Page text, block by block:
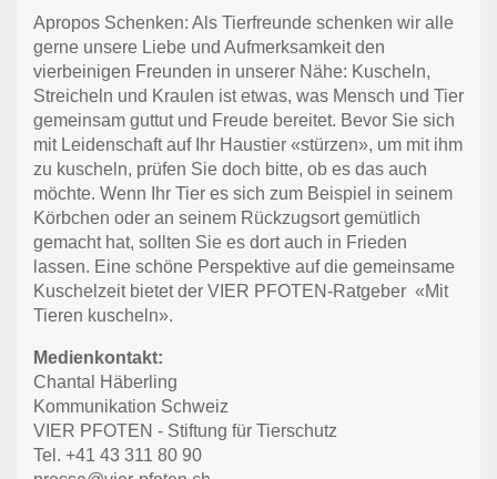
Apropos Schenken: Als Tierfreunde schenken wir alle
gerne unsere Liebe und Aufmerksamkeit den
vierbeinigen Freunden in unserer Nähe: Kuscheln,
Streicheln und Kraulen ist etwas, was Mensch und Tier
gemeinsam guttut und Freude bereitet. Bevor Sie sich
mit Leidenschaft auf Ihr Haustier «stürzen», um mit ihm
zu kuscheln, prüfen Sie doch bitte, ob es das auch
möchte. Wenn Ihr Tier es sich zum Beispiel in seinem
Körbchen oder an seinem Rückzugsort gemütlich
gemacht hat, sollten Sie es dort auch in Frieden
lassen. Eine schöne Perspektive auf die gemeinsame
Kuschelzeit bietet der VIER PFOTEN-Ratgeber «Mit
Tieren kuscheln».
Medienkontakt:
Chantal Häberling
Kommunikation Schweiz
VIER PFOTEN - Stiftung für Tierschutz
Tel. +41 43 311 80 90